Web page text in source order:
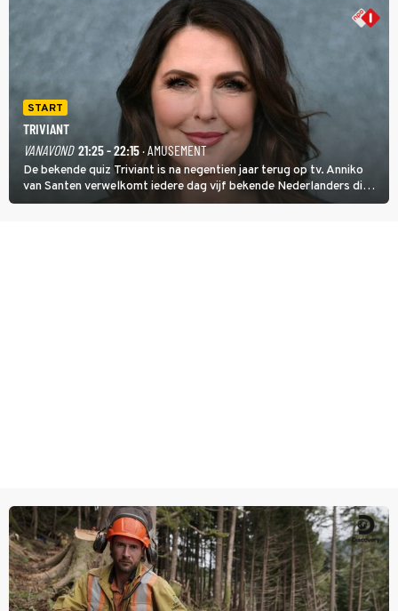
START
TRIVIANT
VANAVOND 21:25 - 22:15· AMUSEMENT
De bekende quiz Triviant is na negentien jaar terug op tv. Anniko
van Santen verwelkomt iedere dag vijf bekende Nederlanders die
vragen beantwoorden in verschillende categorieën. De beste